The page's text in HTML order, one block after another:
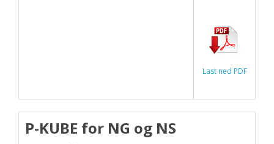
Last ned PDF
P-KUBE for NG og NS